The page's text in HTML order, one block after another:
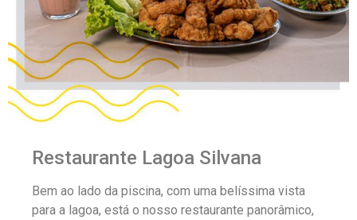
Restaurante Lagoa Silvana
Bem ao lado da piscina, com uma belíssima vista
para a lagoa, está o nosso restaurante panorâmico,